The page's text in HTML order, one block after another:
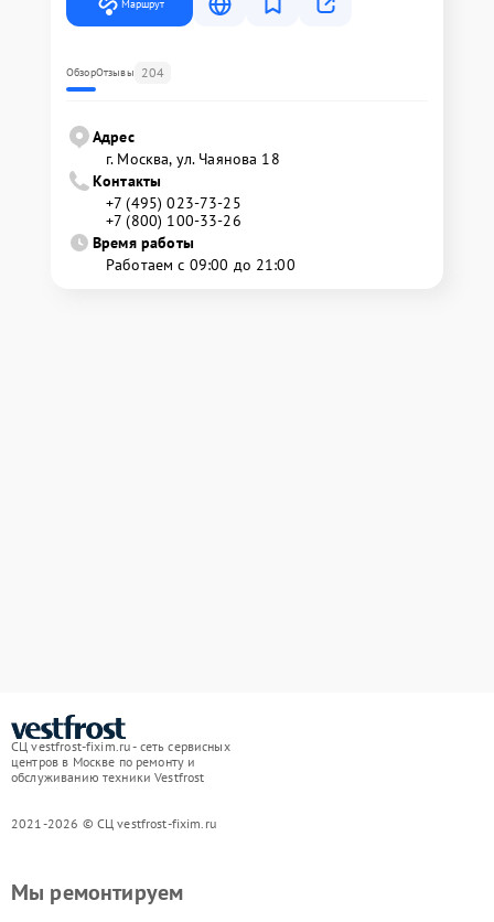
Маршрут
ОбзорОтзывы 204
Адрес
г. Москва, ул. Чаянова 18
Контакты
+7 (495) 023-73-25
+7 (800) 100-33-26
Время работы
Работаем с 09:00 до 21:00
СЦ vestfrost-fixim.ru - сеть сервисных
центров в Москве по ремонту и
обслуживанию техники Vestfrost
2021-2026 © СЦ vestfrost-fixim.ru
Мы ремонтируем